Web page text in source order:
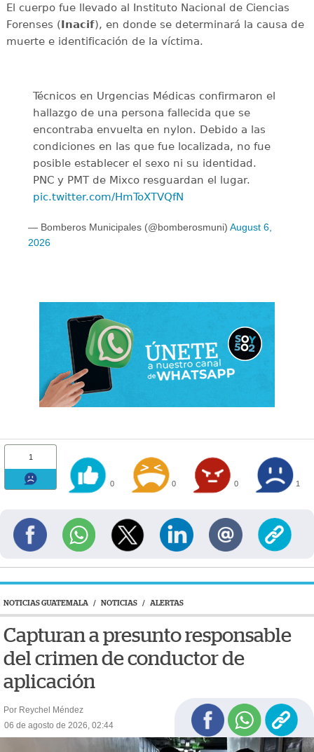
El cuerpo fue llevado al Instituto Nacional de Ciencias
Forenses (Inacif), en donde se determinará la causa de
muerte e identificación de la víctima.
Técnicos en Urgencias Médicas confirmaron el
hallazgo de una persona fallecida que se
encontraba envuelta en nylon. Debido a las
condiciones en las que fue localizada, no fue
posible establecer el sexo ni su identidad.
PNC y PMT de Mixco resguardan el lugar.
pic.twitter.com/HmToXTVQfN
— Bomberos Municipales (@bomberosmuni) August 6,
2026
1
0 0 0 1
NOTICIAS GUATEMALA / NOTICIAS / ALERTAS
Capturan a presunto responsable
del crimen de conductor de
aplicación
Por Reychel Méndez
06 de agosto de 2026, 02:44